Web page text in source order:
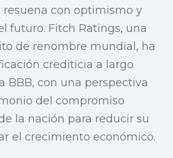
con optimismo y
futuro. Fitch Ratings, una
de renombre mundial, ha
crediticia a largo
BBB, con una perspectiva
del compromiso
la nación para reducir su
el crecimiento económico.